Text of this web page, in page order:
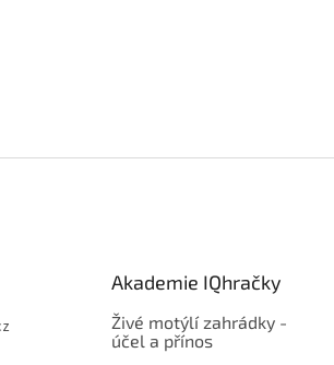
Akademie IQhračky
Živé motýlí zahrádky -
účel a přínos